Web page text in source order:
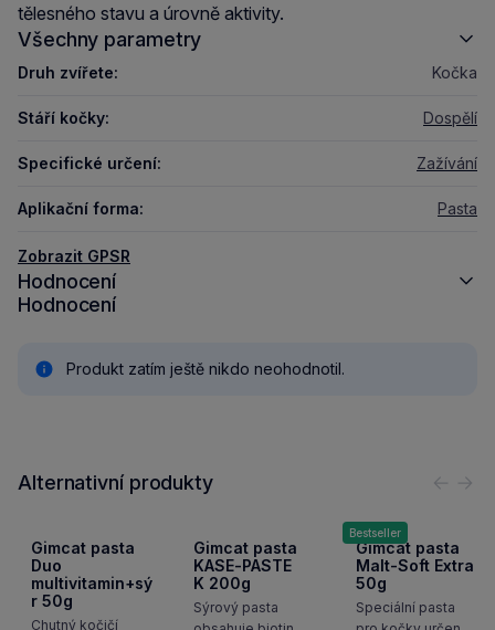
tělesného stavu a úrovně aktivity.
Všechny parametry
Druh zvířete: Kočka
Stáří kočky: Dospělí
Specifické určení: Zažívání
Aplikační forma: Pasta
Zobrazit GPSR
Hodnocení
Hodnocení
Produkt zatím ještě nikdo neohodnotil.
Alternativní produkty
Gimcat pasta
Duo
multivitamin+sý
r 50g
Chutný kočičí
Gimcat pasta
KASE-PASTE
K 200g
Sýrový pasta
Bestseller
Gimcat pasta
Malt-Soft Extra
50g
Speciální pasta